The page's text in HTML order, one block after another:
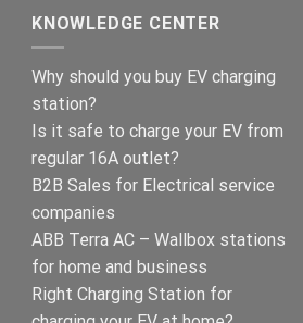
KNOWLEDGE CENTER
Why should you buy EV charging
station?
Is it safe to charge your EV from
regular 16A outlet?
B2B Sales for Electrical service
companies
ABB Terra AC – Wallbox stations
for home and business
Right Charging Station for